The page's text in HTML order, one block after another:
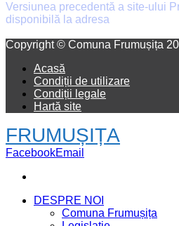
Versiunea precedentă a site-ului
disponibilă la adresa
Copyright © Comuna Frumușița
Acasă
Condiții de utilizare
Condiții legale
Hartă site
FRUMUȘIȚA
FacebookEmail
DESPRE NOI
Comuna Frumușița